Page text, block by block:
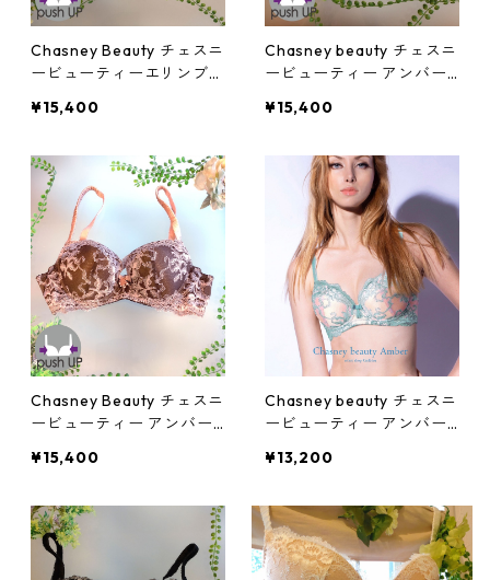
Chasney Beauty チェスニ
ービューティーエリンブラ
¥15,400
Chasney beauty チェスニ
ービューティー アンバー
1ll
¥15,400
Chasney Beauty チェスニ
ービューティー アンバー
c
¥15,400
Chasney beauty チェスニ
ービューティー アンバー
310051cb
¥13,200